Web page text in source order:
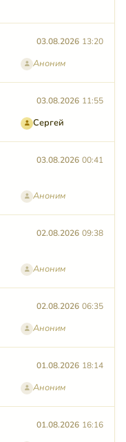
03.08.2026 13:20
Аноним
03.08.2026 11:55
Сергей
03.08.2026 00:41
Аноним
02.08.2026 09:38
Аноним
02.08.2026 06:35
Аноним
01.08.2026 18:14
Аноним
01.08.2026 16:16